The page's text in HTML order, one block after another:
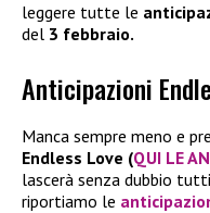
leggere tutte le
del 3 febbraio.
Anticipazioni
Manca sempre meno e
Endless Love (QUI LE
lascerà senza dubbio
riportiamo le